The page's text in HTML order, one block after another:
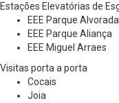
Estações Elevatórias de
EEE Parque Alvorada
EEE Parque Aliança
EEE Miguel Arraes
Visitas porta a porta
Cocais
Joia